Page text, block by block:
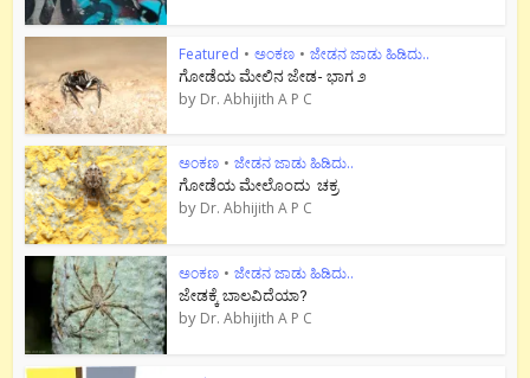
Featured • ಅಂಕಣ • ಜೇಡನ ಜಾಡು ಹಿಡಿದು..
ಗೋಡೆಯ ಮೇಲಿನ ಜೇಡ- ಭಾಗ ೨
by Dr. Abhijith A P C
ಅಂಕಣ • ಜೇಡನ ಜಾಡು ಹಿಡಿದು..
ಗೋಡೆಯ ಮೇಲೊಂದು ಚಕ್ರ
by Dr. Abhijith A P C
ಅಂಕಣ • ಜೇಡನ ಜಾಡು ಹಿಡಿದು..
ಜೇಡಕ್ಕೆ ಬಾಲವಿದೆಯಾ?
by Dr. Abhijith A P C